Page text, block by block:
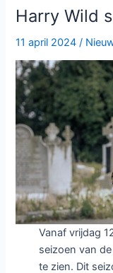
3
bij
BBC
First
Harry Wild
11 april 2024/
Vanaf vrijdag
seizoen van
te zien. Dit